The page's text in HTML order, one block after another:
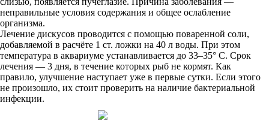
неправильные условия содержания и общее ослабление
организма.
Лечение дискусов проводится с помощью поваренной соли,
добавляемой в расчёте 1 ст. ложки на 40 л воды. При этом
температура в аквариуме устанавливается до 33–35° C. Срок
лечения — 3 дня, в течение которых рыб не кормят. Как
правило, улучшение наступает уже в первые сутки. Если этого
не произошло, их стоит проверить на наличие бактериальной
инфекции.